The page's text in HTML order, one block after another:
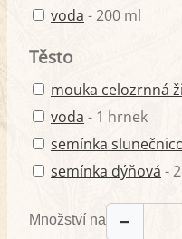
voda - 200 ml
Těsto
mouka celozrnná
voda - 1 hrnek
semínka
semínka dýňová -
Množství na −